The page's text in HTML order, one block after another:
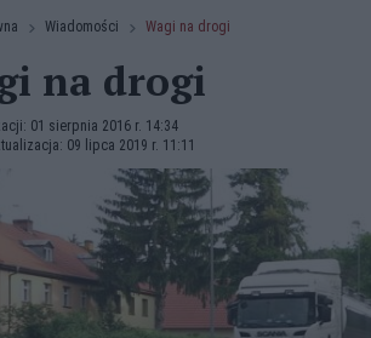
Wiadomości Wagi na drogi
na drogi
01 sierpnia 2016 r. 14:34
09 lipca 2019 r. 11:11